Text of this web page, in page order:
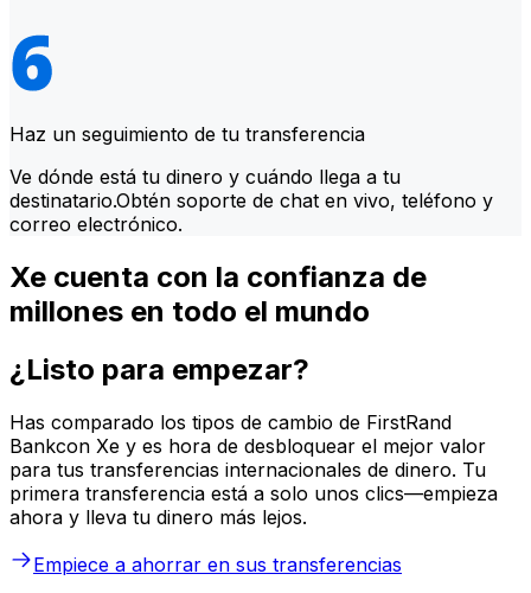
Haz un seguimiento de tu transferencia
Ve dónde está tu dinero y cuándo llega a tu
destinatario.Obtén soporte de chat en vivo, teléfono y
correo electrónico.
Xe cuenta con la confianza de
millones en todo el mundo
¿Listo para empezar?
Has comparado los tipos de cambio de FirstRand
Bankcon Xe y es hora de desbloquear el mejor valor
para tus transferencias internacionales de dinero. Tu
primera transferencia está a solo unos clics—empieza
ahora y lleva tu dinero más lejos.
Empiece a ahorrar en sus transferencias